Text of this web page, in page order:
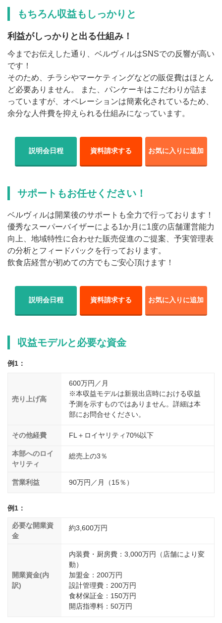
もちろん収益もしっかりと
利益がしっかりと出る仕組み！
今までお伝えした通り、ベルヴィルはSNSでの反響が高い
です！
そのため、チラシやマーケティングなどの販促費はほとん
ど必要ありません。 また、パンケーキはこだわりが詰ま
っていますが、オペレーションは簡素化されているため、
余分な人件費を抑えられる仕組みになっています。
説明会日程 資料請求する お気に入りに追加
サポートもお任せください！
ベルヴィルは開業後のサポートも全力で行っております！
優秀なスーパーバイザーによる1か月に1度の店舗運営能力
向上、地域特性に合わせた販売促進のご提案、予実管理表
の分析とフィードバックを行っております。
飲食店経営が初めての方でもご安心頂けます！
説明会日程 資料請求する お気に入りに追加
収益モデルと必要な資金
例1：
売り上げ高
600万円／月
※本収益モデルは新規出店時における収益
予測を示すものではありません。詳細は本
部にお問合せください。
その他経費 FL＋ロイヤリティ70%以下
本部へのロイ
ヤリティ
総売上の3％
営業利益 90万円／月（15％）
例1：
必要な開業資
金
約3,600万円
開業資金(内
訳)
内装費・厨房費：3,000万円（店舗により変
動）
加盟金：200万円
設計管理費：200万円
食材保証金：150万円
開店指導料：50万円